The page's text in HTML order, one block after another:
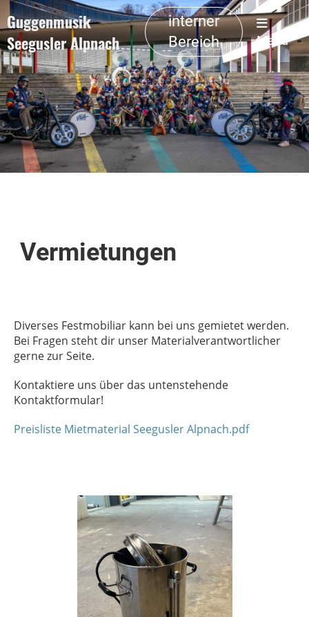
Guggenmusik
Seegusler Alpnach
interner
Bereich
Menü
Vermietungen
Diverses Festmobiliar kann bei uns gemietet werden.
Bei Fragen steht dir unser Materialverantwortlicher
gerne zur Seite.
Kontaktiere uns über das untenstehende
Kontaktformular!
Preisliste Mietmaterial Seegusler Alpnach.pdf